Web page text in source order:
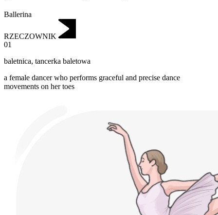
Ballerina
RZECZOWNIK
01
baletnica, tancerka baletowa
a female dancer who performs graceful and precise dance
movements on her toes